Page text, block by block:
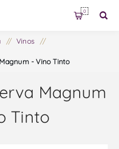
0
/ Vinos /
- Vino Tinto
Magnum
Tinto